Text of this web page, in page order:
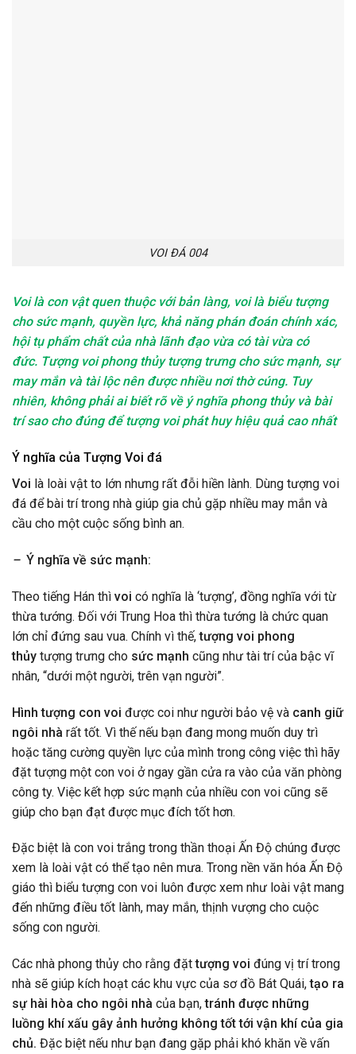
VOI ĐÁ 004
Voi là con vật quen thuộc với bản làng, voi là biểu tượng
cho sức mạnh, quyền lực, khả năng phán đoán chính xác,
hội tụ phẩm chất của nhà lãnh đạo vừa có tài vừa có
đức. Tượng voi phong thủy tượng trưng cho sức mạnh, sự
may mắn và tài lộc nên được nhiều nơi thờ cúng. Tuy
nhiên, không phải ai biết rõ về ý nghĩa phong thủy và bài
trí sao cho đúng để tượng voi phát huy hiệu quả cao nhất
Ý nghĩa của Tượng Voi đá
Voi là loài vật to lớn nhưng rất đỗi hiền lành. Dùng tượng voi
đá để bài trí trong nhà giúp gia chủ gặp nhiều may mắn và
cầu cho một cuộc sống bình an.
– Ý nghĩa về sức mạnh:
Theo tiếng Hán thì voi có nghĩa là ‘tượng’, đồng nghĩa với từ
thừa tướng. Đối với Trung Hoa thì thừa tướng là chức quan
lớn chỉ đứng sau vua. Chính vì thế,tượng voi phong
thủy tượng trưng cho sức mạnh cũng như tài trí của bậc vĩ
nhân, “dưới một người, trên vạn người”.
Hình tượng con voi được coi như người bảo vệ và canh giữ
ngôi nhà rất tốt. Vì thế nếu bạn đang mong muốn duy trì
hoặc tăng cường quyền lực của mình trong công việc thì hãy
đặt tượng một con voi ở ngay gần cửa ra vào của văn phòng
công ty. Việc kết hợp sức mạnh của nhiều con voi cũng sẽ
giúp cho bạn đạt được mục đích tốt hơn.
Đặc biệt là con voi trắng trong thần thoại Ấn Độ chúng được
xem là loài vật có thể tạo nên mưa. Trong nền văn hóa Ấn Độ
giáo thì biểu tượng con voi luôn được xem như loài vật mang
đến những điều tốt lành, may mắn, thịnh vượng cho cuộc
sống con người.
Các nhà phong thủy cho rằng đặttượng voi đúng vị trí trong
nhà sẽ giúp kích hoạt các khu vực của sơ đồ Bát Quái,tạo ra
sự hài hòa cho ngôi nhà của bạn,tránh được những
luồng khí xấu gây ảnh hưởng không tốt tới vận khí của gia
chủ. Đặc biệt nếu như bạn đang gặp phải khó khăn về vấn